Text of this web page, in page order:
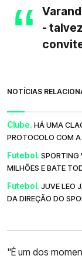
-
NOTÍCIAS
Clube. HÁ UMA
PROTOCOLO COM A
Futebol. SPORTING
MILHÕES E BATE
Futebol. JUVE LEO
DA DIREÇÃO DO
"É um dos